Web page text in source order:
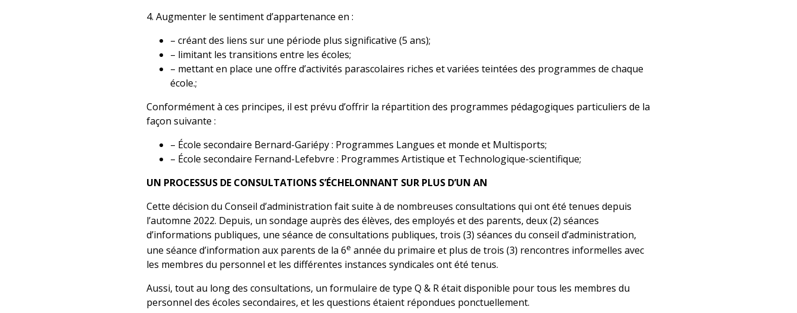
4. Augmenter le sentiment d’appartenance en :
– créant des liens sur une période plus significative (5 ans);
– limitant les transitions entre les écoles;
– mettant en place une offre d’activités parascolaires riches et variées teintées des programmes de chaque
école.;
Conformément à ces principes, il est prévu d’offrir la répartition des programmes pédagogiques particuliers de la
façon suivante :
– École secondaire Bernard-Gariépy : Programmes Langues et monde et Multisports;
– École secondaire Fernand-Lefebvre : Programmes Artistique et Technologique-scientifique;
UN PROCESSUS DE CONSULTATIONS S’ÉCHELONNANT SUR PLUS D’UN AN
Cette décision du Conseil d’administration fait suite à de nombreuses consultations qui ont été tenues depuis
l’automne 2022. Depuis, un sondage auprès des élèves, des employés et des parents, deux (2) séances
d’informations publiques, une séance de consultations publiques, trois (3) séances du conseil d’administration,
une séance d’information aux parents de la 6e année du primaire et plus de trois (3) rencontres informelles avec
les membres du personnel et les différentes instances syndicales ont été tenus.
Aussi, tout au long des consultations, un formulaire de type Q & R était disponible pour tous les membres du
personnel des écoles secondaires, et les questions étaient répondues ponctuellement.